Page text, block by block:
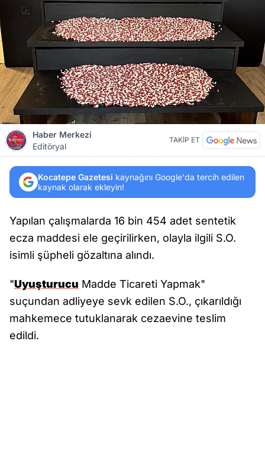
Haber Merkezi
Editöryal
TAKİP ET
Kocatepe Gazetesi kaynağını Google'da tercih edilen
kaynak olarak ekleyin!
Yapılan çalışmalarda 16 bin 454 adet sentetik
ecza maddesi ele geçirilirken, olayla ilgili S.O.
isimli şüpheli gözaltına alındı.
"Uyuşturucu Madde Ticareti Yapmak"
suçundan adliyeye sevk edilen S.O., çıkarıldığı
mahkemece tutuklanarak cezaevine teslim
edildi.